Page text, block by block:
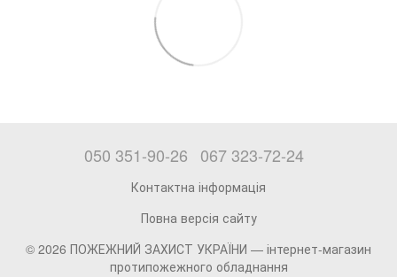
050 351-90-26 067 323-72-24
Контактна інформація
Повна версія сайту
© 2026 ПОЖЕЖНИЙ ЗАХИСТ УКРАЇНИ — інтернет-магазин
протипожежного обладнання